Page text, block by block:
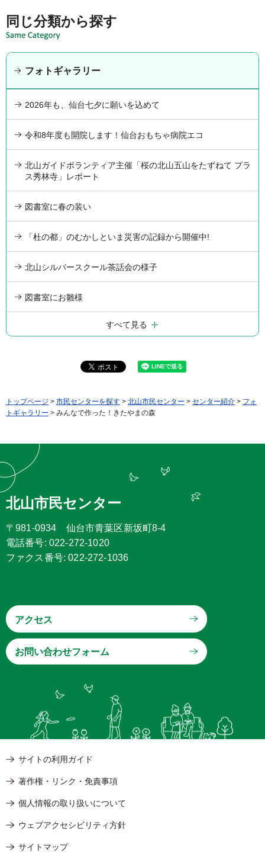
同じ分類から探す
フォトギャラリー
2026年も、仙台七夕に願いを込めて
令和8年度も開院します！仙台おもちゃ病院エコ
北山ガイドボランティア主催「桜の北山五山をたずねて プラ
ス秀林寺」レポート
図書室に春の装い
「杜の都」のむかしといま災害の記録から開催中!
北山シルバースクール茶話会の様子
図書室にお雛様
すべて見る
トップページ > 市民センターを探す > 北山市民センター > センター紹介 > フォ
トギャラリー > みんなで作った！きたやまの森
北山市民センター
〒981-0934 仙台市青葉区新坂町8-4
電話番号: 022-272-1020
ファクス番号: 022-272-1036
アクセス
サイトの利用ガイド
著作権・リンク・免責事項
個人情報の取り扱いについて
ウェブアクセシビリティ方針
サイトマップ